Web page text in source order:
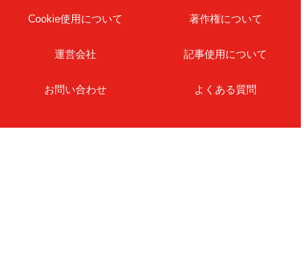
Cookie使用について 著作権について
運営会社 記事使用について
お問い合わせ よくある質問